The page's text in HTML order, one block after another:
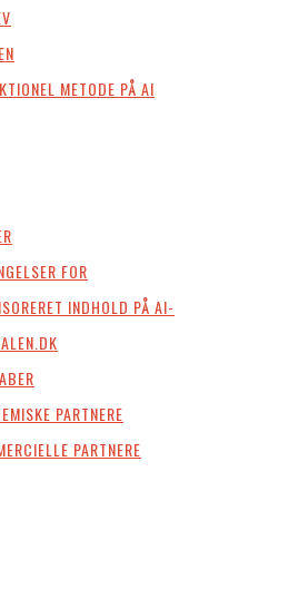
METODE PÅ AI
FOR
INDHOLD PÅ AI-
PARTNERE
PARTNERE